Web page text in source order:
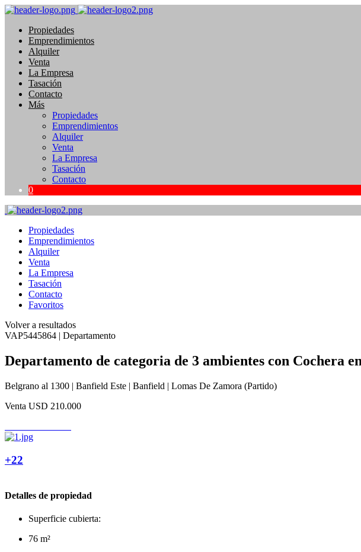
Propiedades
Emprendimientos
Alquiler
Venta
La Empresa
Tasación
Contacto
Más
Propiedades
Emprendimientos
Alquiler
Venta
La Empresa
Tasación
Contacto
0
Propiedades
Emprendimientos
Alquiler
Venta
La Empresa
Tasación
Contacto
Favoritos
Volver a resultados
VAP5445864 | Departamento
Departamento de categoria de 3 ambientes con Cochera
Belgrano al 1300 | Banfield Este | Banfield | Lomas De Zamora (Partido)
Venta USD 210.000
+22
Detalles de propiedad
Superficie cubierta:
76 m²